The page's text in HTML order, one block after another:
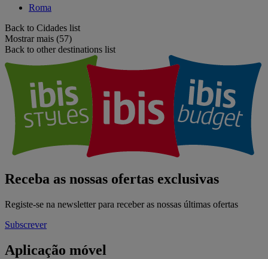
Roma
Back to Cidades list
Mostrar mais (57)
Back to other destinations list
Receba as nossas ofertas exclusivas
Registe-se na newsletter para receber as nossas últimas ofertas
Subscrever
Aplicação móvel